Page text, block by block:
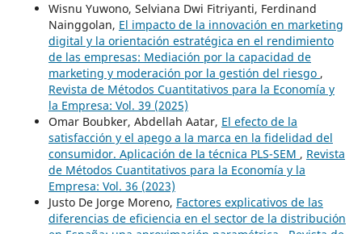
Wisnu Yuwono, Selviana Dwi Fitriyanti, Ferdinand
Nainggolan, El impacto de la innovación en marketing
digital y la orientación estratégica en el rendimiento
de las empresas: Mediación por la capacidad de
marketing y moderación por la gestión del riesgo ,
Revista de Métodos Cuantitativos para la Economía y
la Empresa: Vol. 39 (2025)
Omar Boubker, Abdellah Aatar, El efecto de la
satisfacción y el apego a la marca en la fidelidad del
consumidor. Aplicación de la técnica PLS-SEM , Revista
de Métodos Cuantitativos para la Economía y la
Empresa: Vol. 36 (2023)
Justo De Jorge Moreno, Factores explicativos de las
diferencias de eficiencia en el sector de la distribución